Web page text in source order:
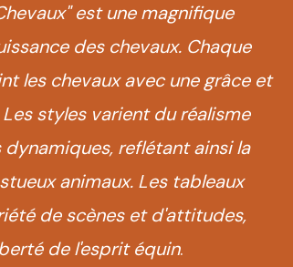
est une magnifique
des chevaux. Chaque
les chevaux avec une grâce et
styles varient du réalisme
reflétant ainsi la
animaux. Les tableaux
de scènes et d'attitudes,
de l'esprit équin.